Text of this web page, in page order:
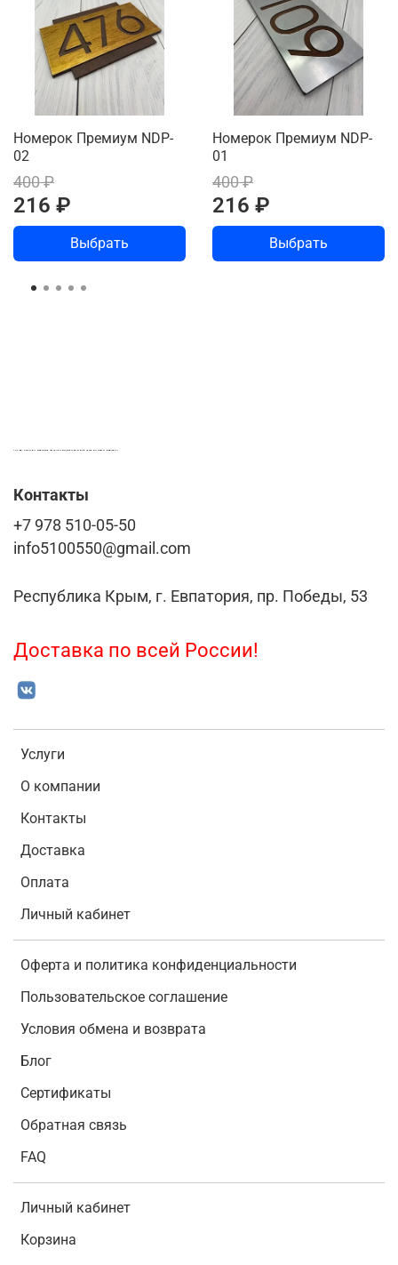
Номерок Премиум NDP-
02
400 ₽
216 ₽
Выбрать
Номерок Премиум NDP-
01
400 ₽
216 ₽
Выбрать
Услуги
О компании
Контакты
Доставка
Оплата
Личный кабинет
Оферта и политика конфиденциальности
Пользовательское соглашение
Условия обмена и возврата
Блог
Сертификаты
Обратная связь
FAQ
Личный кабинет
Корзина
Контакты
+7 978 510-05-50
info5100550@gmail.com
Республика Крым, г. Евпатория, пр. Победы, 53
Доставка по всей России!